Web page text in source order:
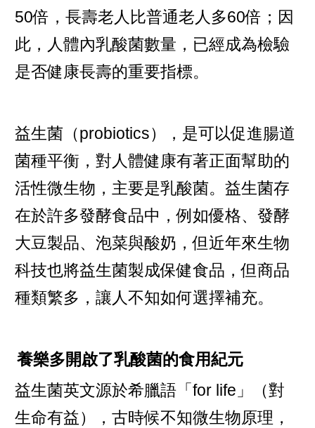
50倍，長壽老人比普通老人多60倍；因
此，人體內乳酸菌數量，已經成為檢驗
是否健康長壽的重要指標。
益生菌（probiotics），是可以促進腸道
菌種平衡，對人體健康有著正面幫助的
活性微生物，主要是乳酸菌。益生菌存
在於許多發酵食品中，例如優格、發酵
大豆製品、泡菜與酸奶，但近年來生物
科技也將益生菌製成保健食品，但商品
種類繁多，讓人不知如何選擇補充。
養樂多開啟了乳酸菌的食用紀元
益生菌英文源於希臘語「for life」（對
生命有益），古時候不知微生物原理，